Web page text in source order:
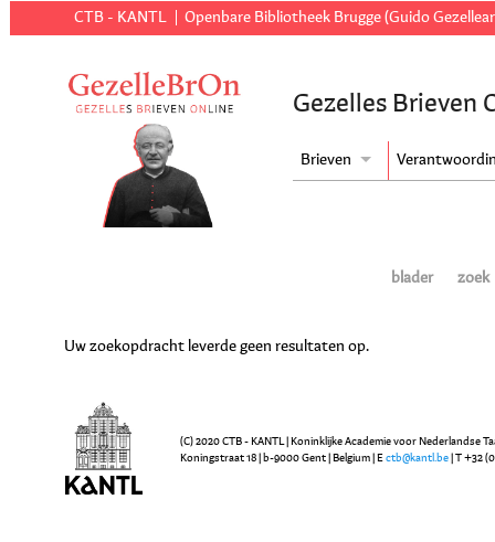
CTB - KANTL Openbare Bibliotheek Brugge (Guido
Gezelles Brieven
Brieven
blader zoek
Uw zoekopdracht leverde geen resultaten op.
(C) 2020 CTB - KANTL | Koninklijke Academie voor Nederlandse
Koningstraat 18 | b-9000 Gent | Belgium | E ctb@kantl.be | T +32